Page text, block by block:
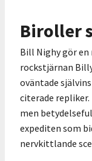
Biroller
Bill Nighy gör en
rockstjärnan
oväntade
citerade
men
expediten som
nervkittlande